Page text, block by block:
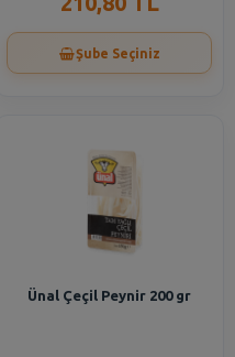
Şube Seçiniz
Ünal Çeçil Peynir 200 gr